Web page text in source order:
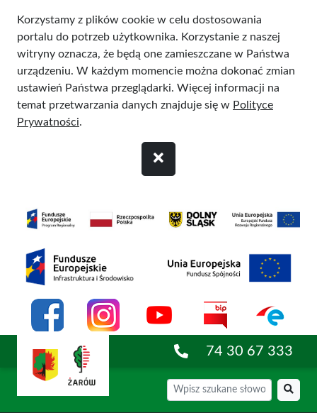
Korzystamy z plików cookie w celu dostosowania
portalu do potrzeb użytkownika. Korzystanie z naszej
witryny oznacza, że będą one zamieszczane w Państwa
urządzeniu. W każdym momencie można dokonać zmian
ustawień Państwa przeglądarki. Więcej informacji na
temat przetwarzania danych znajduje się w Polityce
Prywatności.
74 30 67 333